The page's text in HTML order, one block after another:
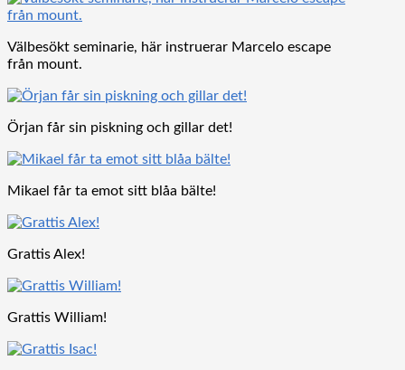
Välbesökt seminarie, här instruerar Marcelo escape
från mount.
Örjan får sin piskning och gillar det!
Mikael får ta emot sitt blåa bälte!
Grattis Alex!
Grattis William!